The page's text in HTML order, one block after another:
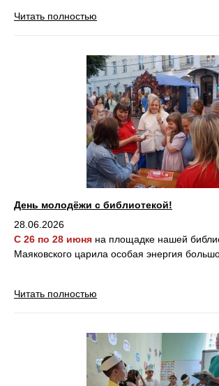
Читать полностью
День молодёжи с библиотекой!
28.06.2026
С 26 по 28 июня на площадке нашей
Маяковского царила особая энергия
Читать полностью